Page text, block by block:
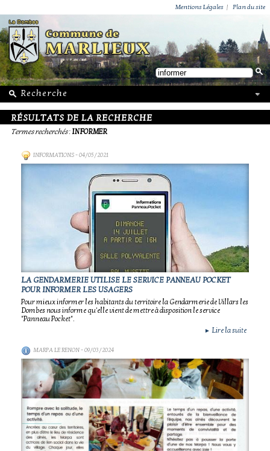
Mentions Légales | Plan du site
RÉSULTATS DE LA RECHERCHE
Termes recherchés:INFORMER
INFORMATIONS- 04/05/2021
LA GENDARMERIE UTILISE LE SERVICE PANNEAU POCKET
POUR INFORMER LES USAGERS
Pour mieux informer les habitants du territoire la Gendarmerie de Villars les
Dombes nous informe qu'elle vient de mettre à disposition le service
"Panneau Pocket".
► Lire la suite
MARPA LE RENON- 09/03/2024